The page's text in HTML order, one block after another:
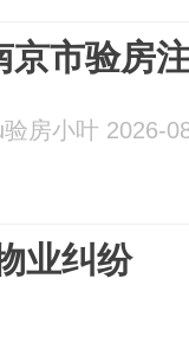
京市验房
验房小叶 2026-
业纠纷